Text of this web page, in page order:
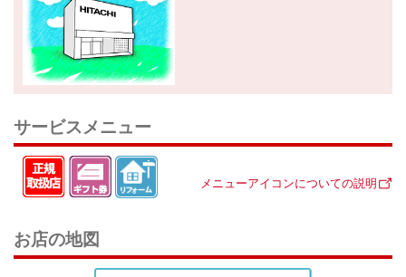
サービスメニュー
メニューアイコンについての説明
お店の地図